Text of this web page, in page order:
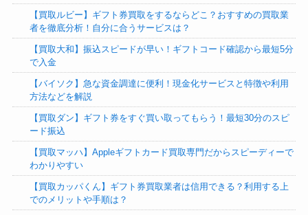
【買取ルビー】ギフト券買取をするならどこ？おすすめの買取業
者を徹底分析！自分に合うサービスは？
【買取大和】振込スピードが早い！ギフトコード確認から最短5分
で入金
【バイソク】急な資金調達に便利！現金化サービスと特徴や利用
方法などを解説
【買取ダン】ギフト券をすぐ買い取ってもらう！最短30分のスピ
ード振込
【買取マッハ】Appleギフトカード買取専門だからスピーディーで
わかりやすい
【買取カッパくん】ギフト券買取業者は信用できる？利用する上
でのメリットや手順は？